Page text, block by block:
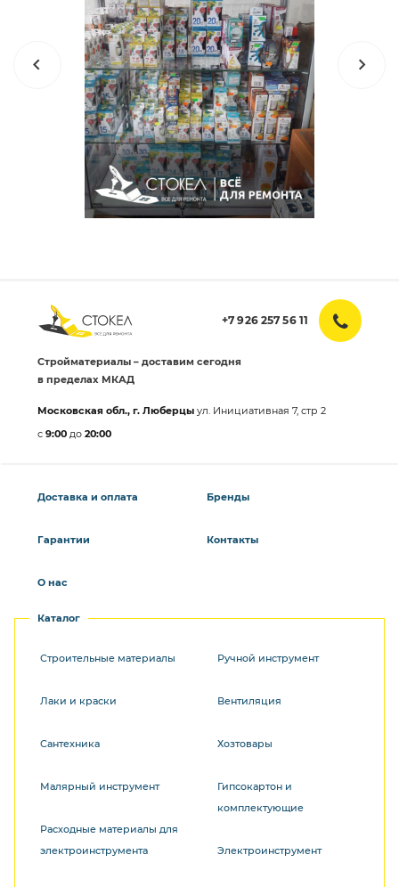
+7 926 257 56 11
Стройматериалы – доставим сегодня
в пределах МКАД
Московская обл., г. Люберцы ул. Инициативная 7, стр 2
с 9:00 до 20:00
Доставка и оплата
Гарантии
О нас
Бренды
Контакты
Каталог
Строительные материалы
Лаки и краски
Сантехника
Малярный инструмент
Расходные материалы для
электроинструмента
Ручной инструмент
Вентиляция
Хозтовары
Гипсокартон и
комплектующие
Электроинструмент